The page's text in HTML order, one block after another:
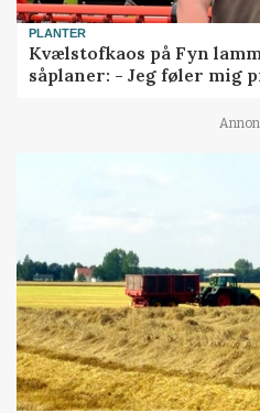
PLANTER
Kvælstofkaos på Fyn
såplaner: - Jeg føler mig